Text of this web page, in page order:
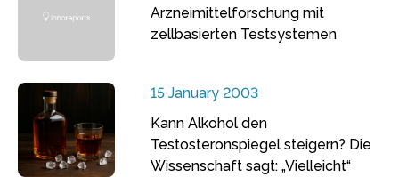
Arzneimittelforschung mit
zellbasierten Testsystemen
15 January 2003
Kann Alkohol den
Testosteronspiegel steigern? Die
Wissenschaft sagt: „Vielleicht“